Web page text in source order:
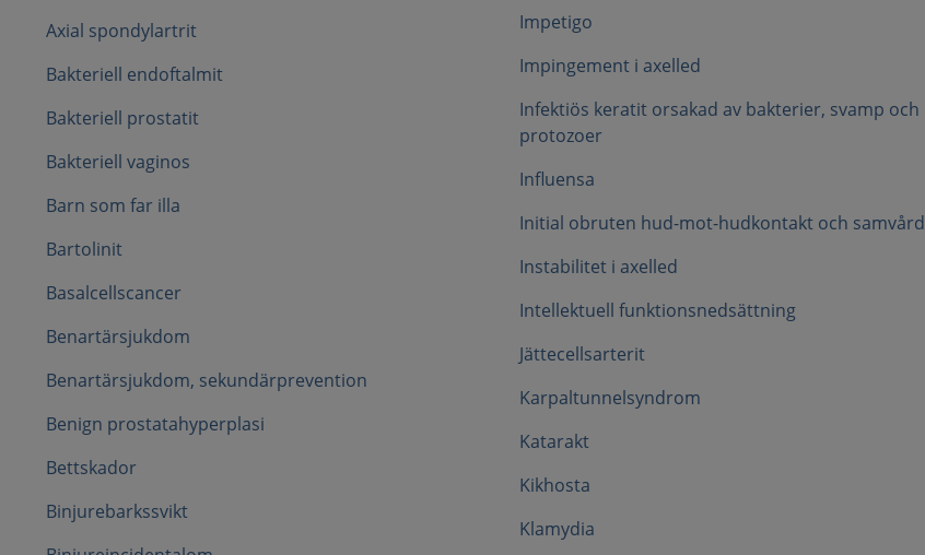
Axial spondylartrit
Bakteriell endoftalmit
Bakteriell prostatit
Bakteriell vaginos
Barn som far illa
Bartolinit
Basalcellscancer
Benartärsjukdom
Benartärsjukdom, sekundärprevention
Benign prostatahyperplasi
Bettskador
Binjurebarkssvikt
Impetigo
Impingement i axelled
Infektiös keratit orsakad av bakterier, svamp och
protozoer
Influensa
Initial obruten hud-mot-hudkontakt och samvård
Instabilitet i axelled
Intellektuell funktionsnedsättning
Jättecellsarterit
Karpaltunnelsyndrom
Katarakt
Kikhosta
Klamydia